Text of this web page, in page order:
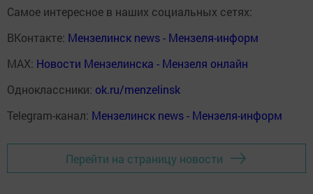
Самое интересное в наших социальных сетях:
ВКонтакте: Мензелинск news - Мензеля-информ
MAX: Новости Мензелинска - Мензеля онлайн
Одноклассники: ok.ru/menzelinsk
Telegram-канал: Мензелинск news - Мензеля-информ
Перейти на страницу новости